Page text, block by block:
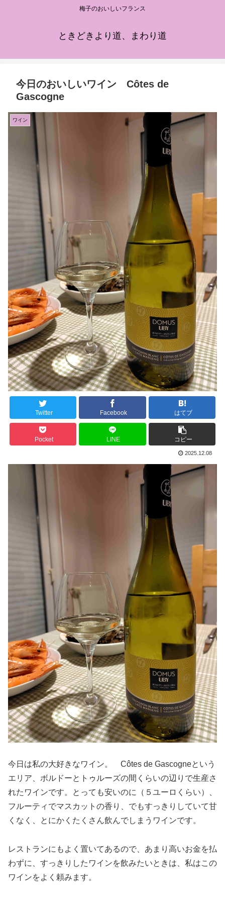
梅子のおいしいフランス
ときどきより道、まわり道
今日のおいしいワイン Côtes de
Gascogne
ワイン
Twitter Facebook はてブ
Pocket LINE コピー
2025.12.08
今日は私の大好きなワイン。 Côtes de Gascogneという
エリア、ボルドーとトゥルーズの間くらいの辺りで生産さ
れたワインです。とっても安いのに（５ユーロくらい）、
フルーティでマスカットの香り、でもすっきりしていて甘
くなく、とにかくたくさん飲んでしまうワインです。
レストランにもよく置いてあるので、あまり高いお金を払
わずに、すっきりしたワインを飲みたいときは、私はこの
ワインをよく頼みます。